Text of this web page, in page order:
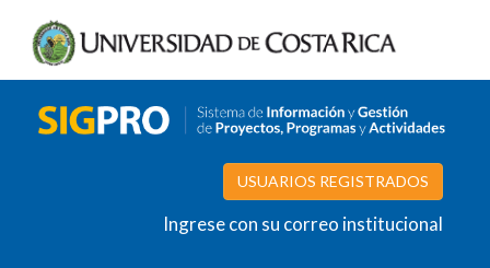
USUARIOS REGISTRADOS
Ingrese con su correo institucional